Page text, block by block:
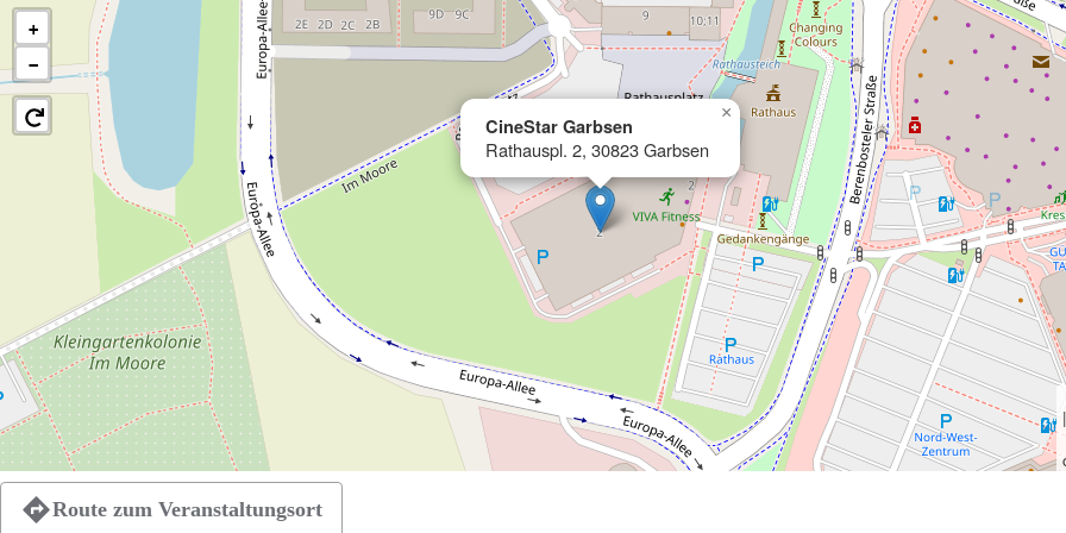
CineStar Garbsen
Rathauspl. 2, 30823 Garbsen
×
+
−
|
Route zum Veranstaltungsort